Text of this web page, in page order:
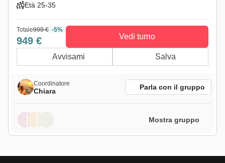
Età 25-35
Totale999 € -5%
949 € Vedi turno
Avvisami Salva
Coordinatore
Chiara Parla con il gruppo
Mostra gruppo